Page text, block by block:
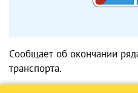
Сообщает об окончании
транспорта.